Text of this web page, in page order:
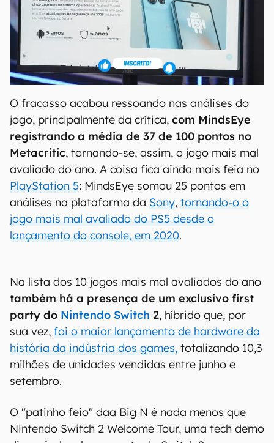
O fracasso acabou ressoando nas análises do
jogo, principalmente da crítica, com MindsEye
registrando a média de 37 de 100 pontos no
Metacritic, tornando-se, assim, o jogo mais mal
avaliado do ano. A coisa fica ainda mais feia no
PlayStation 5: MindsEye somou 25 pontos em
análises na plataforma da Sony, tornando-o o
jogo mais mal avaliado do PS5 desde o
lançamento do console, em 2020.
Na lista dos 10 jogos mais mal avaliados do ano
também há a presença de um exclusivo first
party do Nintendo Switch 2, híbrido que, por
sua vez, foi o maior lançamento de hardware da
história da indústria dos games, totalizando 10,3
milhões de unidades vendidas entre junho e
setembro.
O "patinho feio" daa Big N é nada menos que
Nintendo Switch 2 Welcome Tour, uma tech demo